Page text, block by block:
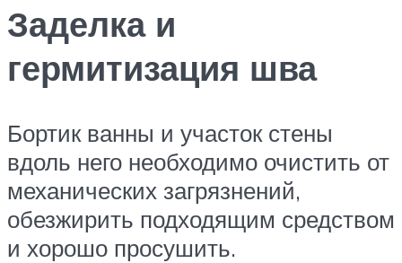
Заделка и
гермитизация шва
Бортик ванны и участок стены
вдоль него необходимо очистить от
механических загрязнений,
обезжирить подходящим средством
и хорошо просушить.